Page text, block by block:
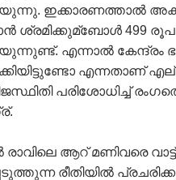
ഇക്കാരണത്താല്‍
ശ്രമിക്കുമ്ബോള്‍ 499
എന്നാല്‍ കേന്ദ്രം
എന്നതാണ്
പരിശോധിച്ച്‌
രാവിലെ ആറ് മണിവരെ
രീതിയില്‍